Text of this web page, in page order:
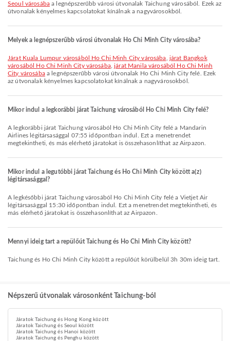
Seoul városábaa legnépszerűbb városi útvonalak Taichung városából. Ezek az
útvonalak kényelmes kapcsolatokat kínálnak a nagyvárosokból.
Melyek a legnépszerűbb városi útvonalak Ho Chi Minh City városába?
járat Kuala Lumpur városából Ho Chi Minh City városába járat Bangkok
városából Ho Chi Minh City városába,járat Manila városából Ho Chi Minh
City városábaa legnépszerűbb városi útvonalak Ho Chi Minh City felé. Ezek
az útvonalak kényelmes kapcsolatokat kínálnak a nagyvárosokból.
Mikor indul a legkorábbi járat Taichung városából Ho Chi Minh City felé?
A legkorábbi járat Taichung városából Ho Chi Minh City felé a Mandarin
Airlines légitársasággal 07:55 időpontban indul. Ezt a menetrendet
megtekintheti, és más elérhető járatokat is összehasonlíthat az Airpazon.
Mikor indul a legutóbbi járat Taichung és Ho Chi Minh City között a(z)
légitársasággal?
A legkésőbbi járat Taichung városából Ho Chi Minh City felé a Vietjet Air
légitársasággal 15:30 időpontban indul. Ezt a menetrendet megtekintheti, és
más elérhető járatokat is összehasonlíthat az Airpazon.
Mennyi ideig tart a repülőút Taichung és Ho Chi Minh City között?
Taichung és Ho Chi Minh City között a repülőút körülbelül 3h 30m ideig tart.
Népszerű útvonalak városonként Taichung-ból
Járatok Taichung és Hong Kong között
Járatok Taichung és Seoul között
Járatok Taichung és Hanoi között
Járatok Taichung és Penghu között